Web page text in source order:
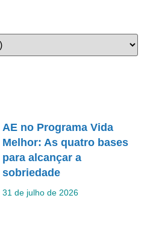
AE no Programa Vida
Melhor: As quatro bases
para alcançar a
sobriedade
31 de julho de 2026